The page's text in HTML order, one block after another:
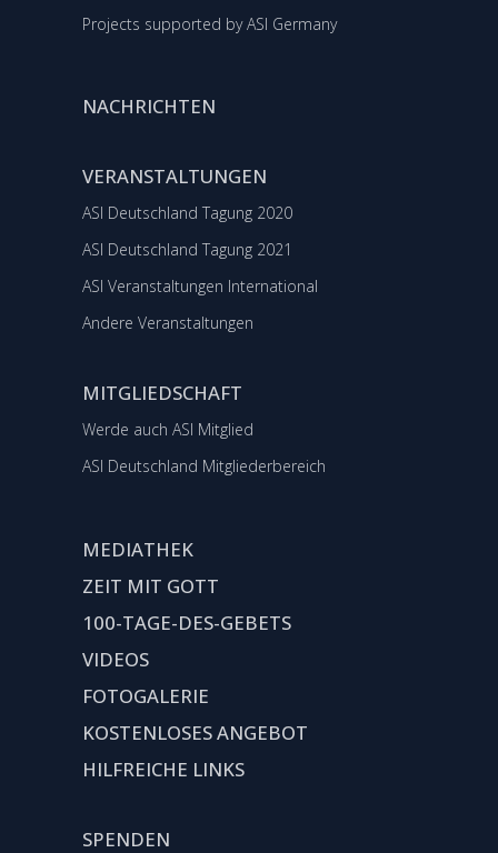
Projects supported by ASI Germany
NACHRICHTEN
VERANSTALTUNGEN
ASI Deutschland Tagung 2020
ASI Deutschland Tagung 2021
ASI Veranstaltungen International
Andere Veranstaltungen
MITGLIEDSCHAFT
Werde auch ASI Mitglied
ASI Deutschland Mitgliederbereich
MEDIATHEK
ZEIT MIT GOTT
100-TAGE-DES-GEBETS
VIDEOS
FOTOGALERIE
KOSTENLOSES ANGEBOT
HILFREICHE LINKS
SPENDEN